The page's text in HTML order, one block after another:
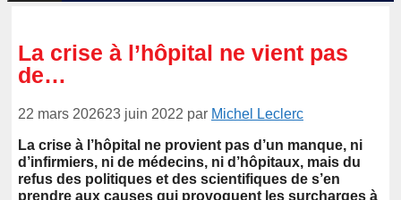
La crise à l’hôpital ne vient pas
de…
22 mars 202623 juin 2022 par Michel Leclerc
La crise à l’hôpital ne provient pas d’un manque, ni
d’infirmiers, ni de médecins, ni d’hôpitaux, mais du
refus des politiques et des scientifiques de s’en
prendre aux causes qui provoquent les surcharges à